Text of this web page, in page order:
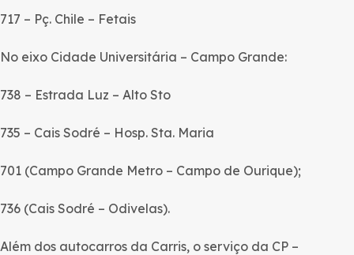
717 – Pç. Chile – Fetais
No eixo Cidade Universitária – Campo Grande:
738 – Estrada Luz – Alto Sto
735 – Cais Sodré – Hosp. Sta. Maria
701 (Campo Grande Metro – Campo de Ourique);
736 (Cais Sodré – Odivelas).
Além dos autocarros da Carris, o serviço da CP –